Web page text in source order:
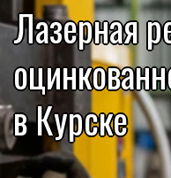
Лазерная
в Курске